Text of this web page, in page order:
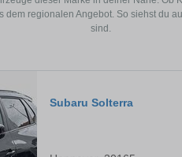
regionalen Angebot. So siehst du
sind.
Subaru Solterra